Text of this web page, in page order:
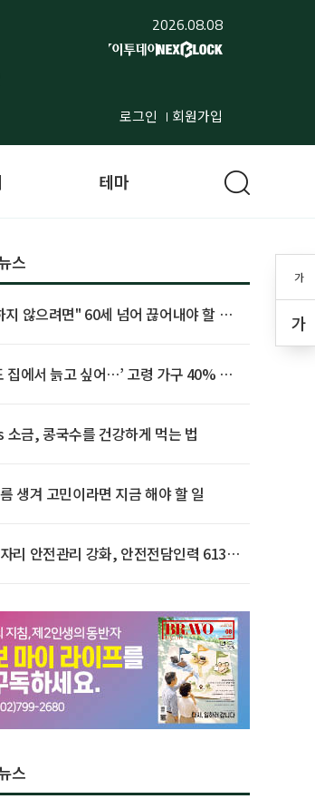
2026.08.08
로그인 회원가입
가
가
테마
스
지 않으려면" 60세 넘어 끊어내야 할 사
집에서 늙고 싶어…’ 고령 가구 40% 노
소금, 콩국수를 건강하게 먹는 법
생겨 고민이라면 지금 해야 할 일
리 안전관리 강화, 안전전담인력 613명
스